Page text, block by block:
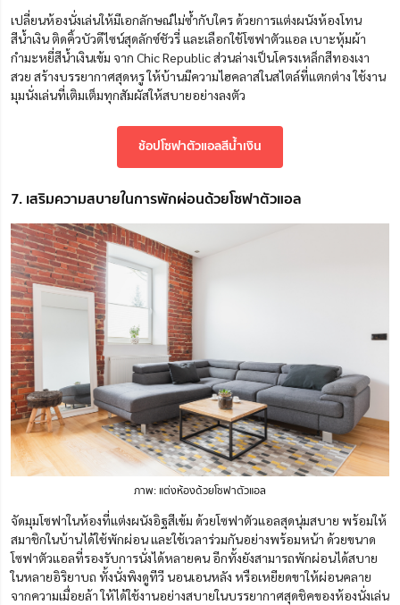
เปลี่ยนห้องนั่งเล่นให้มีเอกลักษณ์ไม่ซ้ำกับใคร ด้วยการแต่งผนังห้องโทน
สีน้ำเงิน ติดคิ้วบัวดีไซน์สุดลักซ์ชัวรี่ และเลือกใช้โซฟาตัวแอล เบาะหุ้มผ้า
กำมะหยี่สีน้ำเงินเข้ม จาก Chic Republicส่วนล่างเป็นโครงเหล็กสีทองเงา
สวย สร้างบรรยากาศสุดหรู ให้บ้านมีความไฮคลาสในสไตล์ที่แตกต่าง ใช้งาน
มุมนั่งเล่นที่เติมเต็มทุกสัมผัสให้สบายอย่างลงตัว
ช้อปโซฟาตัวแอลสีน้ำเงิน
7. เสริมความสบายในการพักผ่อนด้วยโซฟาตัวแอล
ภาพ: แต่งห้องด้วยโซฟาตัวแอล
จัดมุมโซฟาในห้องที่แต่งผนังอิฐสีเข้ม ด้วยโซฟาตัวแอลสุดนุ่มสบาย พร้อมให้
สมาชิกในบ้านได้ใช้พักผ่อน และใช้เวลาร่วมกันอย่างพร้อมหน้า ด้วยขนาด
โซฟาตัวแอลที่รองรับการนั่งได้หลายคน อีกทั้งยังสามารถพักผ่อนได้สบาย
ในหลายอิริยาบถ ทั้งนั่งพิงดูทีวี นอนเอนหลัง หรือเหยียดขาให้ผ่อนคลาย
จากความเมื่อยล้า ให้ได้ใช้งานอย่างสบายในบรรยากาศสุดชิคของห้องนั่งเล่น